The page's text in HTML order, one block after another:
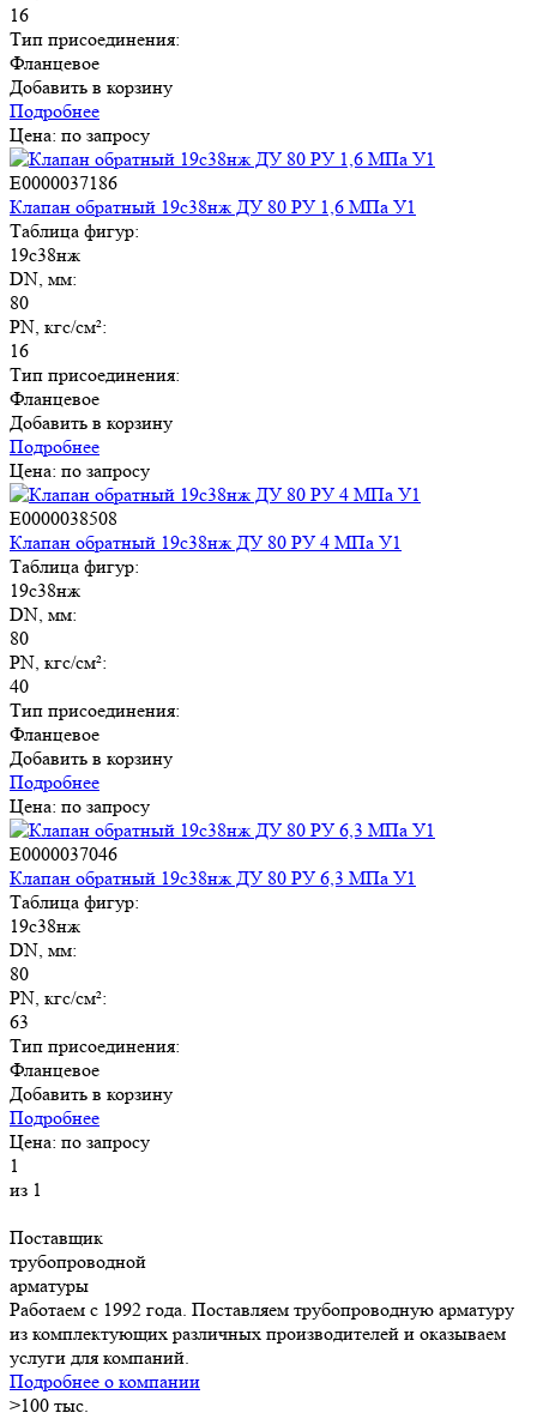
16
Тип присоединения:
Фланцевое
Добавить в корзину
Подробнее
Цена: по запросу
E0000037186
Клапан обратный 19с38нж ДУ 80 РУ 1,6 МПа У1
Таблица фигур:
19с38нж
DN, мм:
80
PN, кгс/см²:
16
Тип присоединения:
Фланцевое
Добавить в корзину
Подробнее
Цена: по запросу
E0000038508
Клапан обратный 19с38нж ДУ 80 РУ 4 МПа У1
Таблица фигур:
19с38нж
DN, мм:
80
PN, кгс/см²:
40
Тип присоединения:
Фланцевое
Добавить в корзину
Подробнее
Цена: по запросу
E0000037046
Клапан обратный 19с38нж ДУ 80 РУ 6,3 МПа У1
Таблица фигур:
19с38нж
DN, мм:
80
PN, кгс/см²:
63
Тип присоединения:
Фланцевое
Добавить в корзину
Подробнее
Цена: по запросу
1
из 1
Поставщик
трубопроводной
арматуры
Работаем с 1992 года. Поставляем трубопроводную арматуру
из комплектующих различных производителей и оказываем
услуги для компаний.
Подробнее о компании
>100 тыс.